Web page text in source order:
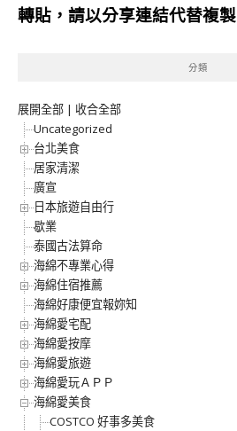
轉貼，請以分享連結代替複
分類
展開全部 | 收合全部
Uncategorized
台北美食
居家清潔
廣宣
日本旅遊自由行
歇業
泰國古法算命
海綿不專業心得
海綿住宿推薦
海綿好康便宜報妳知
海綿愛宅配
海綿愛按摩
海綿愛旅遊
海綿愛玩ＡＰＰ
海綿愛美食
COSTCO 好事多美食